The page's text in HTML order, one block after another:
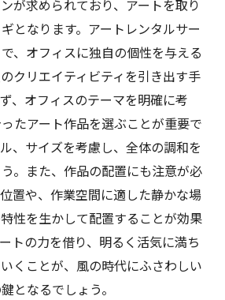
が求められており、アートを取り
となります。アートレンタルサー
、オフィスに独自の個性を与える
クリエイティビティを引き出す手
、オフィスのテーマを明確に考
たアート作品を選ぶことが重要で
、サイズを考慮し、全体の調和を
。また、作品の配置にも注意が必
置や、作業空間に適した静かな場
性を生かして配置することが効果
トの力を借り、明るく活気に満ち
くことが、風の時代にふさわしい
となるでしょう。